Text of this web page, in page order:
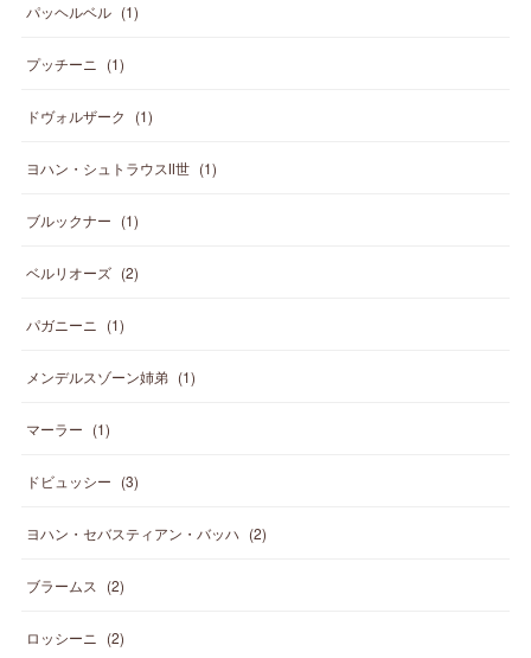
パッヘルベル (1)
プッチーニ (1)
ドヴォルザーク (1)
ヨハン・シュトラウスⅡ世 (1)
ブルックナー (1)
ベルリオーズ (2)
パガニーニ (1)
メンデルスゾーン姉弟 (1)
マーラー (1)
ドビュッシー (3)
ヨハン・セバスティアン・バッハ (2)
ブラームス (2)
ロッシーニ (2)